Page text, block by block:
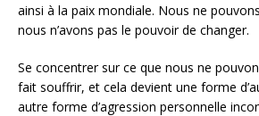
ainsi à la paix mondiale. Nous ne
nous n’avons pas le pouvoir de changer.
Se concentrer sur ce que nous ne
fait souffrir, et cela devient une forme
autre forme d’agression personnelle